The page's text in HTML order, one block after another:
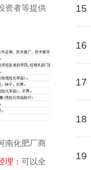
资者等提供
南化肥厂商
理： 可以全
15
16
17
18
19